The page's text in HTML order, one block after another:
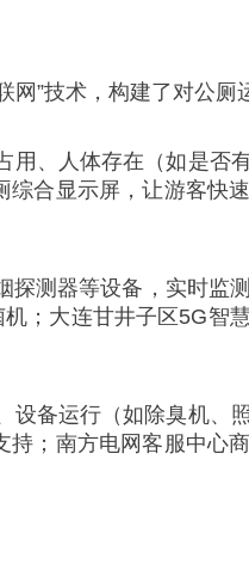
”技术，构建了对公厕
、人体存在（如是否
合显示屏，让游客快
测器等设备，实时监
；大连甘井子区5G智
备运行（如除臭机、
；南方电网客服中心